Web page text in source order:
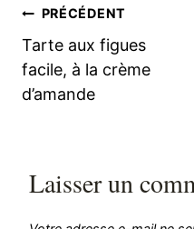
Navigation
de
l’article
PRÉCÉDENT
Tarte aux figues
facile, à la crème
d’amande
Laisser un